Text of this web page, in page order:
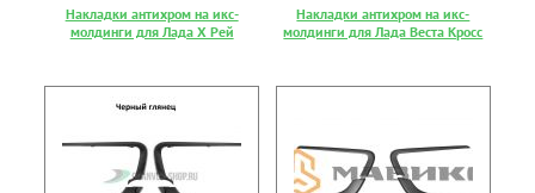
Накладки антихром на икс-
молдинги для Лада Х Рей
Накладки антихром на икс-
молдинги для Лада Веста Кросс